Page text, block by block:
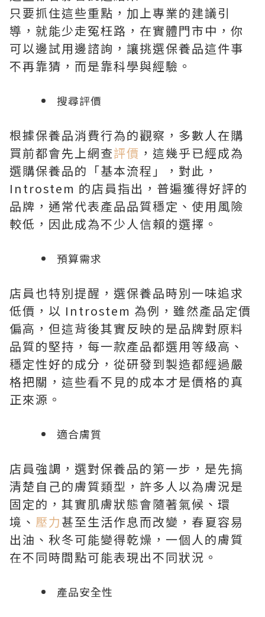
只要抓住這些重點，加上專業的建議引
導，就能少走冤枉路，在實體門市中，你
可以邊試用邊諮詢，讓挑選保養品這件事
不再靠猜，而是靠科學與經驗。
搜尋評價
根據保養品消費行為的觀察，多數人在購
買前都會先上網查評價 ，這幾乎已經成為
選購保養品的「基本流程」，對此，
Introstem 的店員指出，普遍獲得好評的
品牌，通常代表產品品質穩定、使用風險
較低，因此成為不少人信賴的選擇。
預算需求
店員也特別提醒，選保養品時別一味追求
低價，以 Introstem 為例，雖然產品定價
偏高，但這背後其實反映的是品牌對原料
品質的堅持，每一款產品都選用等級高、
穩定性好的成分，從研發到製造都經過嚴
格把關，這些看不見的成本才是價格的真
正來源。
適合膚質
店員強調，選對保養品的第一步，是先搞
清楚自己的膚質類型，許多人以為膚況是
固定的，其實肌膚狀態會隨著氣候、環
境、 壓力甚至生活作息而改變，春夏容易
出油、秋冬可能變得乾燥，一個人的膚質
在不同時間點可能表現出不同狀況。
產品安全性